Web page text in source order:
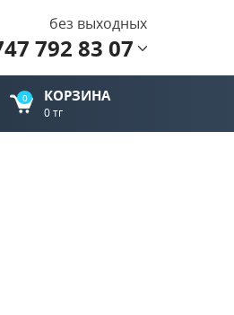
без выходных
792 83 07
КОРЗИНА
0 тг
0